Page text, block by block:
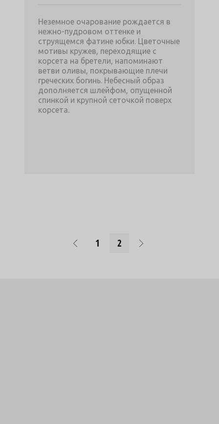
Неземное очарование рождается в
нежно-пудровом оттенке и
струящемся фатине юбки. Цветочные
мотивы кружев, переходящие с
корсета на бретели, напоминают
ветви оливы, покрывающие плечи
греческих богинь. Небесный образ
дополняется шлейфом, опущенной
спинкой и крупной сеточкой поверх
корсета.
1 2